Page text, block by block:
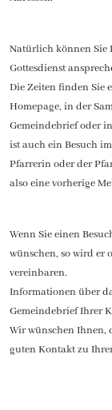
Natürlich können Sie
Gottesdienst
Die Zeiten finden Sie
Homepage, in der
Gemeindebrief oder
ist auch ein Besuch
Pfarrerin oder der
also eine vorherige
Wenn Sie einen
wünschen, so wird er
vereinbaren.
Informationen über
Gemeindebrief Ihrer
Wir wünschen Ihnen,
guten Kontakt zu